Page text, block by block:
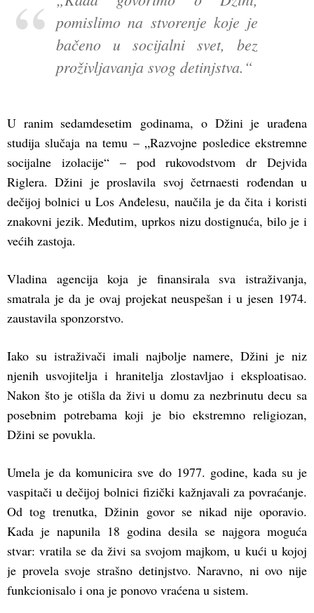
pomislimo na stvorenje koje je
bačeno u socijalni svet, bez
proživljavanja svog detinjstva.“
U ranim sedamdesetim godinama, o Džini je urađena
studija slučaja na temu – „Razvojne posledice ekstremne
socijalne izolacije“ – pod rukovodstvom dr Dejvida
Riglera. Džini je proslavila svoj četrnaesti rođendan u
dečijoj bolnici u Los Anđelesu, naučila je da čita i koristi
znakovni jezik. Međutim, uprkos nizu dostignuća, bilo je i
većih zastoja.
Vladina agencija koja je finansirala sva istraživanja,
smatrala je da je ovaj projekat neuspešan i u jesen 1974.
zaustavila sponzorstvo.
Iako su istraživači imali najbolje namere, Džini je niz
njenih usvojitelja i hranitelja zlostavljao i eksploatisao.
Nakon što je otišla da živi u domu za nezbrinutu decu sa
posebnim potrebama koji je bio ekstremno religiozan,
Džini se povukla.
Umela je da komunicira sve do 1977. godine, kada su je
vaspitači u dečijoj bolnici fizički kažnjavali za povraćanje.
Od tog trenutka, Džinin govor se nikad nije oporavio.
Kada je napunila 18 godina desila se najgora moguća
stvar: vratila se da živi sa svojom majkom, u kući u kojoj
je provela svoje strašno detinjstvo. Naravno, ni ovo nije
funkcionisalo i ona je ponovo vraćena u sistem.